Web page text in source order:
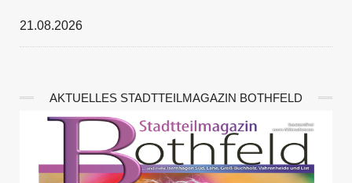
21.08.2026
AKTUELLES STADTTEILMAGAZIN BOTHFELD